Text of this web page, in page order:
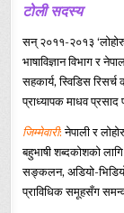
टोली सदस्य
सन् २०११-२०१३
भाषाविज्ञान विभाग र
सहकार्य, स्विडिस
प्राध्यापक माधव
जिम्मेवारी: नेपाली र
बहुभाषी शब्दकोशको
सङ्कलन, अडियो-
प्राविधिक समूहसँग